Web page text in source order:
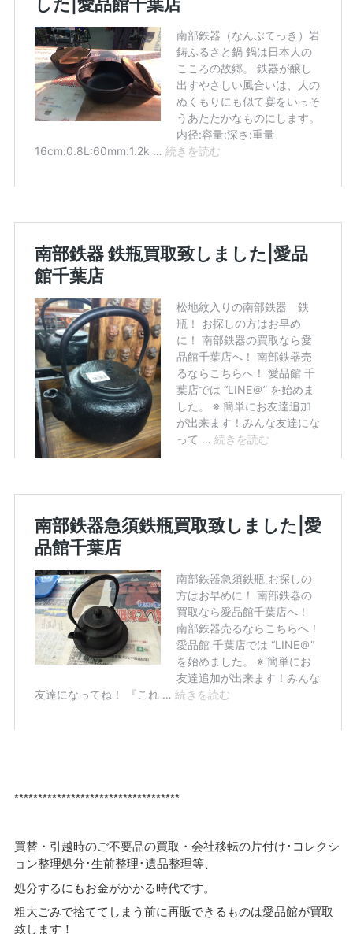
***********************************
買替・引越時のご不要品の買取・会社移転の片付け･コレクシ
ョン整理処分･生前整理･遺品整理等、
処分するにもお金がかかる時代です。
粗大ごみで捨ててしまう前に再販できるものは愛品館が買取
致します！